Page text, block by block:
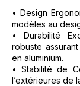
• Design
modèles au
• Durabilité
robuste
en aluminium.
• Stabilité de
l’extérieures de